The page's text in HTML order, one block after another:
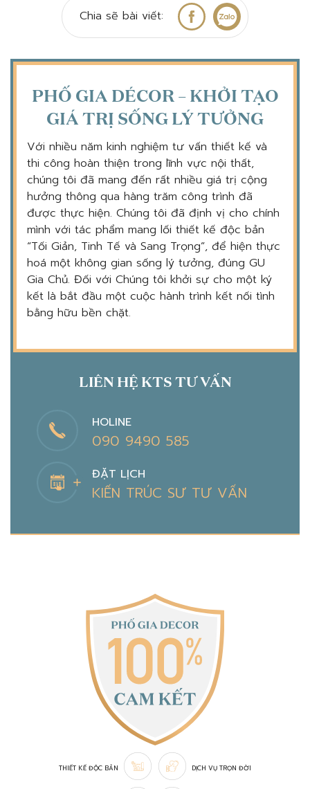
Chia sẽ bài viết:
PHỐ GIA DÉCOR – KHỞI TẠO
GIÁ TRỊ SỐNG LÝ TƯỞNG
Với nhiều năm kinh nghiệm tư vấn thiết kế và
thi công hoàn thiện trong lĩnh vực nội thất,
chúng tôi đã mang đến rất nhiều giá trị cộng
hưởng thông qua hàng trăm công trình đã
được thực hiện. Chúng tôi đã định vị cho chính
mình với tác phẩm mang lối thiết kế độc bản
“Tối Giản, Tinh Tế và Sang Trọng”, để hiện thực
hoá một không gian sống lý tưởng, đúng GU
Gia Chủ. Đối với Chúng tôi khởi sự cho một ký
kết là bắt đầu một cuộc hành trình kết nối tình
bằng hữu bền chặt.
LIÊN HỆ KTS TƯ VẤN
HOLINE
090 9490 585
ĐẶT LỊCH
KIẾN TRÚC SƯ TƯ VẤN
THIẾT KẾ ĐỘC BẢN DỊCH VỤ TRỌN ĐỜI